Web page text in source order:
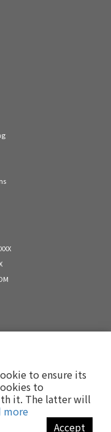
to ensure its
to
it. The latter will
more
Accept